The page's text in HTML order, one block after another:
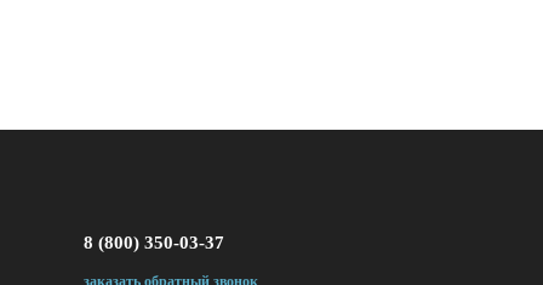
8 (800) 350-03-37
заказать обратный звонок